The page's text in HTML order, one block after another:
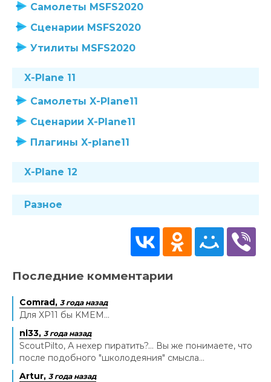
Самолеты MSFS2020
Сценарии MSFS2020
Утилиты MSFS2020
X-Plane 11
Самолеты X-Plane11
Сценарии X-Plane11
Плагины X-plane11
X-Plane 12
Разное
Последние комментарии
Comrad, 3 года назад
Для XP11 бы KMEM...
nl33, 3 года назад
ScoutPilto, А нехер пиратить?... Вы же понимаете, что
после подобного "школодеяния" смысла...
Artur, 3 года назад